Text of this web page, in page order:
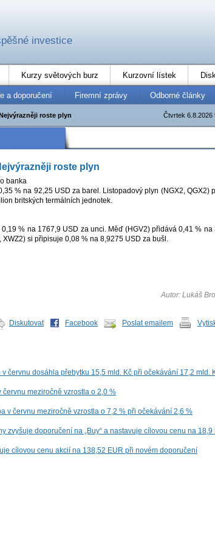
investice
Kurzy světových burz Kurzovní lístek
a doporučení Firemní zprávy Odborné články
Čtvrtek 6.8.2026
roste plyn
roste plyn
banka
% na 92,25 USD za barel. Listopadový plyn (NGX2, QGX2)
britských termálních jednotek.
% na 1767,9 USD za unci. Měď (HGV2) přidává 0,41 % na
si připisuje 0,08 % na 8,9275 USD za bušl.
Autor: Lukáš
Diskutovat Facebook Poslat emailem
červnu dosáhla přebytku 15,5 mld. Kč při očekávání 17,2 mld.
červnu meziročně vzrostla o 2,0 %
v červnu meziročně vzrostla o 7,2 % při očekávání 2,6 %
zvyšuje doporučení na „Buy“ a nastavuje cílovou cenu na 18,9
cílovou cenu akcií na 138,52 EUR při novém doporučení